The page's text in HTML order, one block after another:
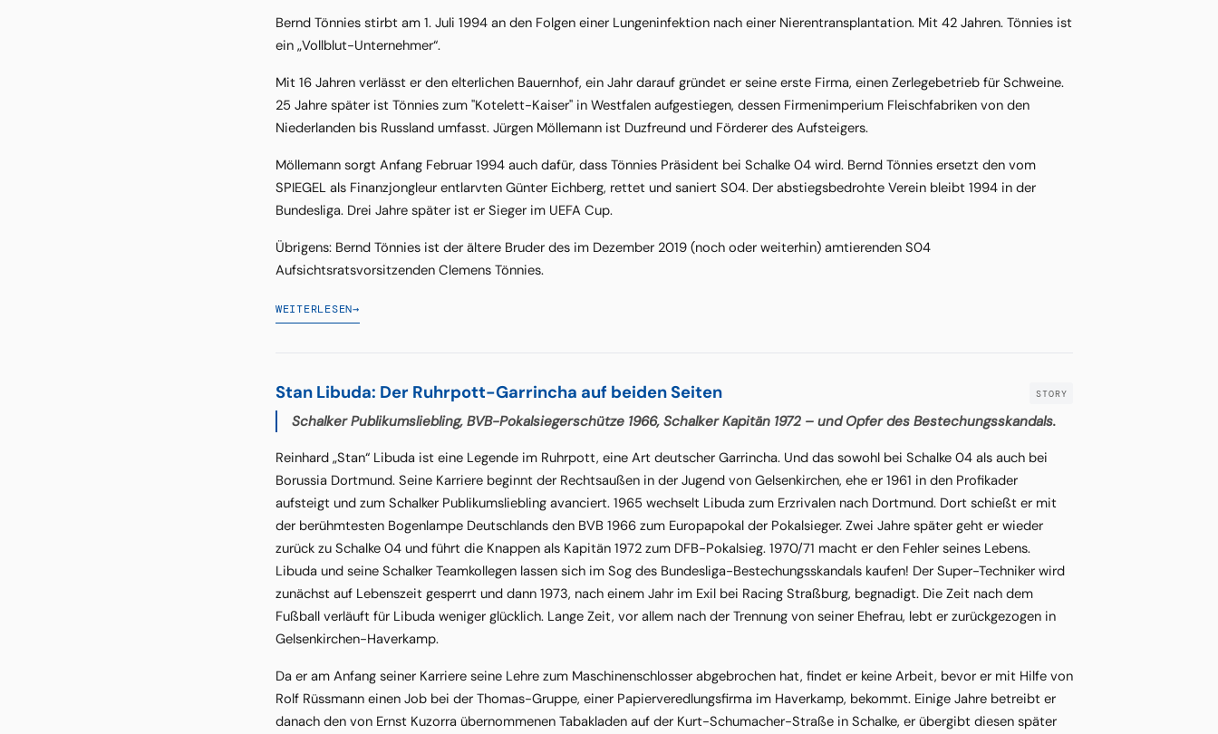
Bernd Tönnies stirbt am 1. Juli 1994 an den Folgen einer Lungeninfektion nach einer Nierentransplantation. Mit 42 Jahren. Tönnies ist
ein „Vollblut-Unternehmer“.
Mit 16 Jahren verlässt er den elterlichen Bauernhof, ein Jahr darauf gründet er seine erste Firma, einen Zerlegebetrieb für Schweine.
25 Jahre später ist Tönnies zum "Kotelett-Kaiser" in Westfalen aufgestiegen, dessen Firmenimperium Fleischfabriken von den
Niederlanden bis Russland umfasst. Jürgen Möllemann ist Duzfreund und Förderer des Aufsteigers.
Möllemann sorgt Anfang Februar 1994 auch dafür, dass Tönnies Präsident bei Schalke 04 wird. Bernd Tönnies ersetzt den vom
SPIEGEL als Finanzjongleur entlarvten Günter Eichberg, rettet und saniert S04. Der abstiegsbedrohte Verein bleibt 1994 in der
Bundesliga. Drei Jahre später ist er Sieger im UEFA Cup.
Übrigens: Bernd Tönnies ist der ältere Bruder des im Dezember 2019 (noch oder weiterhin) amtierenden S04
Aufsichtsratsvorsitzenden Clemens Tönnies.
WEITERLESEN→
Stan Libuda: Der Ruhrpott-Garrincha auf beiden Seiten
Schalker Publikumsliebling, BVB-Pokalsiegerschütze 1966, Schalker Kapitän 1972 – und Opfer des Bestechungsskandals.
Reinhard „Stan“ Libuda ist eine Legende im Ruhrpott, eine Art deutscher Garrincha. Und das sowohl bei Schalke 04 als auch bei
Borussia Dortmund. Seine Karriere beginnt der Rechtsaußen in der Jugend von Gelsenkirchen, ehe er 1961 in den Profikader
aufsteigt und zum Schalker Publikumsliebling avanciert. 1965 wechselt Libuda zum Erzrivalen nach Dortmund. Dort schießt er mit
der berühmtesten Bogenlampe Deutschlands den BVB 1966 zum Europapokal der Pokalsieger. Zwei Jahre später geht er wieder
zurück zu Schalke 04 und führt die Knappen als Kapitän 1972 zum DFB-Pokalsieg. 1970/71 macht er den Fehler seines Lebens.
Libuda und seine Schalker Teamkollegen lassen sich im Sog des Bundesliga-Bestechungsskandals kaufen! Der Super-Techniker wird
zunächst auf Lebenszeit gesperrt und dann 1973, nach einem Jahr im Exil bei Racing Straßburg, begnadigt. Die Zeit nach dem
Fußball verläuft für Libuda weniger glücklich. Lange Zeit, vor allem nach der Trennung von seiner Ehefrau, lebt er zurückgezogen in
Gelsenkirchen-Haverkamp.
Da er am Anfang seiner Karriere seine Lehre zum Maschinenschlosser abgebrochen hat, findet er keine Arbeit, bevor er mit Hilfe von
Rolf Rüssmann einen Job bei der Thomas-Gruppe, einer Papierveredlungsfirma im Haverkamp, bekommt. Einige Jahre betreibt er
danach den von Ernst Kuzorra übernommenen Tabakladen auf der Kurt-Schumacher-Straße in Schalke, er übergibt diesen später